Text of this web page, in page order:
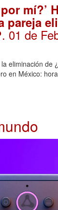
mí?’
pareja
. 01 de
eliminación de
en México: